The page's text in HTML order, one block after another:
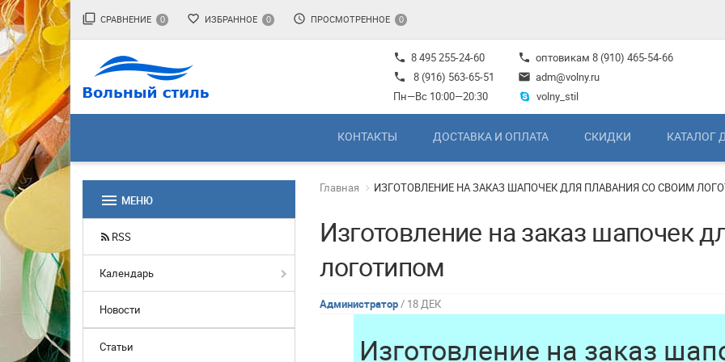
filter_none СРАВНЕНИЕ 0 favorite_border ИЗБРАННОЕ 0 access_time ПРОСМОТРЕННОЕ 0
phone 8 495 255-24-60
phone
8 (916) 563-65-51
Пн—Вс 10:00—20:30
phone оптовикам 8 (910) 465-54-66
mail adm@volny.ru
volny_stil
КОНТАКТЫ ДОСТАВКА И ОПЛАТА СКИДКИ КАТАЛОГ
menu МЕНЮ
RSS
Календарь
Новости
Статьи
Главная ИЗГОТОВЛЕНИЕ НА ЗАКАЗ ШАПОЧЕК ДЛЯ ПЛАВАНИЯ СО СВОИМ
Изготовление на заказ шапочек
логотипом
Администратор/ 18 ДЕК
Изготовление на заказ